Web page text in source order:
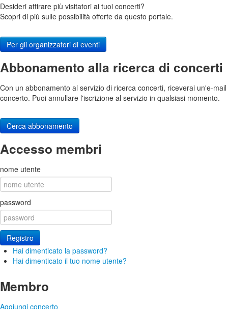
Desideri attirare più visitatori ai tuoi concerti?
Scopri di più sulle possibilità offerte da questo portale.
Per gli organizzatori di eventi
Abbonamento alla ricerca di concerti
Con un abbonamento al servizio di ricerca concerti, riceverai un'e-
concerto. Puoi annullare l'iscrizione al servizio in qualsiasi momento.
Cerca abbonamento
Accesso membri
nome utente
password
Registro
Hai dimenticato la password?
Hai dimenticato il tuo nome utente?
Membro
Aggiungi concerto